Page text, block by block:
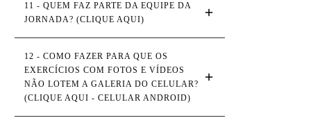
11 - QUEM FAZ PARTE DA EQUIPE DA
JORNADA? (CLIQUE AQUI)
12 - COMO FAZER PARA QUE OS
EXERCÍCIOS COM FOTOS E VÍDEOS
NÃO LOTEM A GALERIA DO CELULAR?
(CLIQUE AQUI - CELULAR ANDROID)